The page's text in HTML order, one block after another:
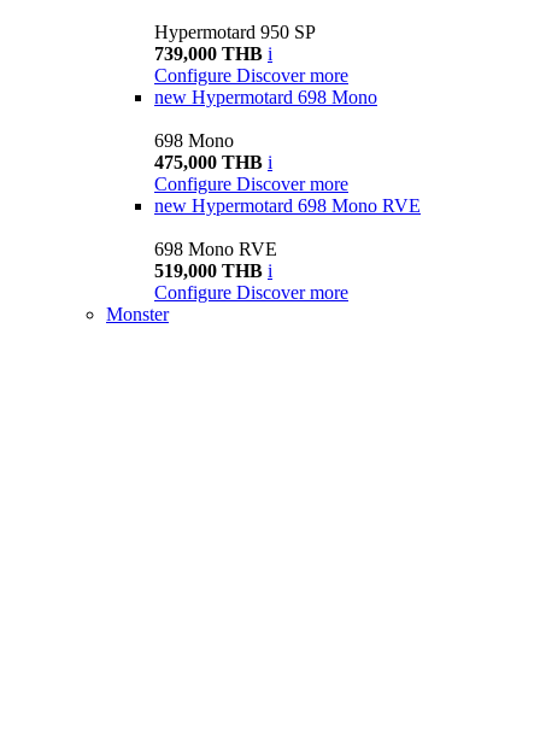
Hypermotard 950 SP
739,000 THB i
Configure Discover more
new Hypermotard 698 Mono
698 Mono
475,000 THB i
Configure Discover more
new Hypermotard 698 Mono RVE
698 Mono RVE
519,000 THB i
Configure Discover more
Monster